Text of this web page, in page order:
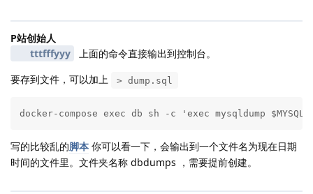
P站创始人
tttfffyyy
上面的命令直接输出到控制台。
要存到文件，可以加上
> dump.sql
docker-compose exec db sh -c 'exec mysqldump
写的比较乱的脚本 你可以看一下，会输出到一个文件名为现在日期
时间的文件里。文件夹名称 dbdumps ，需要提前创建。